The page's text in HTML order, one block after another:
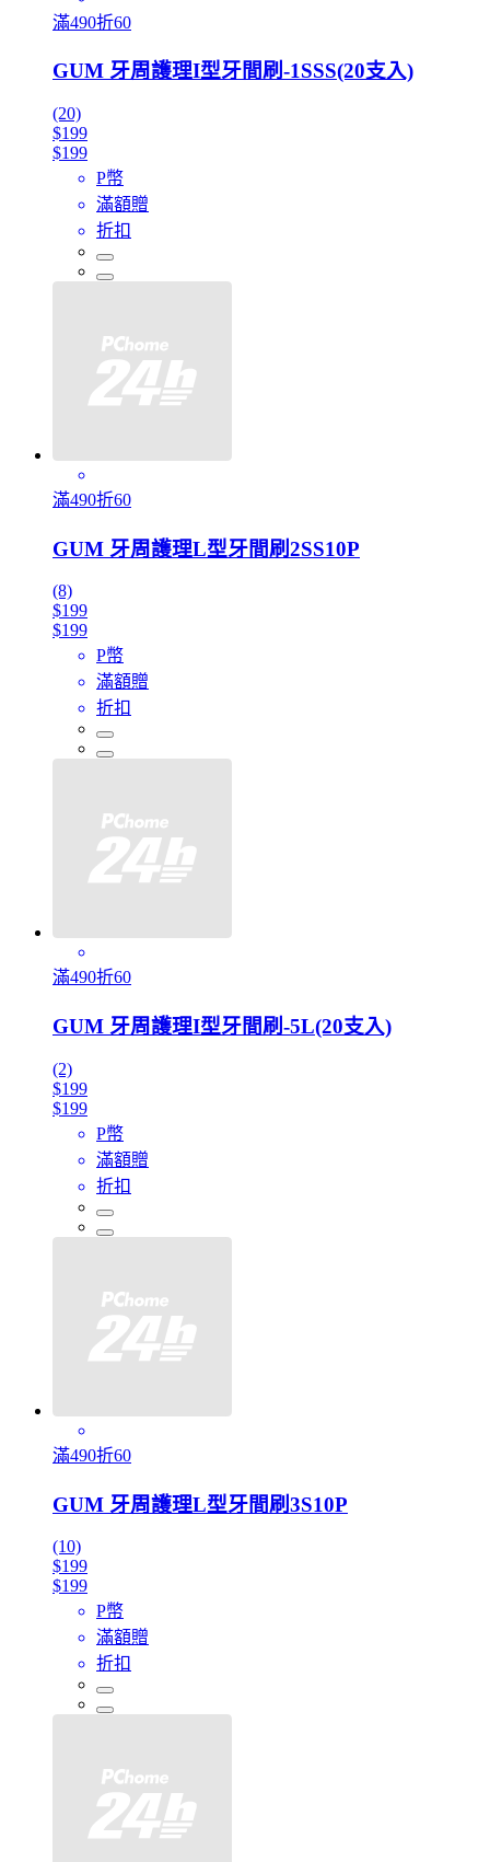
滿490折60
GUM 牙周護理I型牙間刷-1SSS(20支入)
(20)
$199
$199
P幣
滿額贈
折扣
滿490折60
GUM 牙周護理L型牙間刷2SS10P
(8)
$199
$199
P幣
滿額贈
折扣
滿490折60
GUM 牙周護理I型牙間刷-5L(20支入)
(2)
$199
$199
P幣
滿額贈
折扣
滿490折60
GUM 牙周護理L型牙間刷3S10P
(10)
$199
$199
P幣
滿額贈
折扣